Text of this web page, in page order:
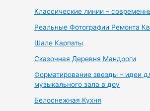
Классические линии –
Реальные Фотографии Ремонта
Шале Карпаты
Сказочная Деревня Мандроги
Форматирование звезды – идеи
музыкального зала в доу
Белоснежная Кухня